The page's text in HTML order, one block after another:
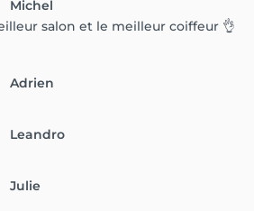
Michel
salon et le meilleur coiffeur 👌
Adrien
Leandro
Julie